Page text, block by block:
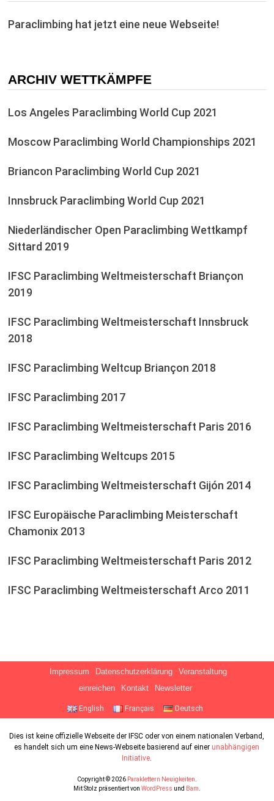
Paraclimbing hat jetzt eine neue Webseite!
ARCHIV WETTKÄMPFE
Los Angeles Paraclimbing World Cup 2021
Moscow Paraclimbing World Championships 2021
Briancon Paraclimbing World Cup 2021
Innsbruck Paraclimbing World Cup 2021
Niederländischer Open Paraclimbing Wettkampf
Sittard 2019
IFSC Paraclimbing Weltmeisterschaft Briançon
2019
IFSC Paraclimbing Weltmeisterschaft Innsbruck
2018
IFSC Paraclimbing Weltcup Briançon 2018
IFSC Paraclimbing 2017
IFSC Paraclimbing Weltmeisterschaft Paris 2016
IFSC Paraclimbing Weltcups 2015
IFSC Paraclimbing Weltmeisterschaft Gijón 2014
IFSC Europäische Paraclimbing Meisterschaft
Chamonix 2013
IFSC Paraclimbing Weltmeisterschaft Paris 2012
IFSC Paraclimbing Weltmeisterschaft Arco 2011
Impressum Datenschutzerklärung
Veranstaltung
einreichen
Kontakt Newsletter
English Français Deutsch
Dies ist keine offizielle Webseite der IFSC oder von einem nationalen Verband,
es handelt sich um eine News-Webseite basierend auf einer unabhängigen
Initiative.
Copyright © 2026 Paraklettern Neuigkeiten
Mit Stolz präsentiert von WordPress und Bam